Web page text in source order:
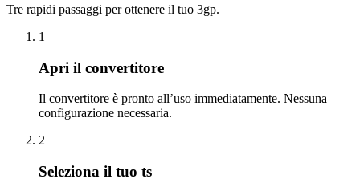
Tre rapidi passaggi per ottenere il tuo 3gp.
1
Apri il convertitore
Il convertitore è pronto all’uso immediatamente. Nessuna
configurazione necessaria.
2
Seleziona il tuo ts